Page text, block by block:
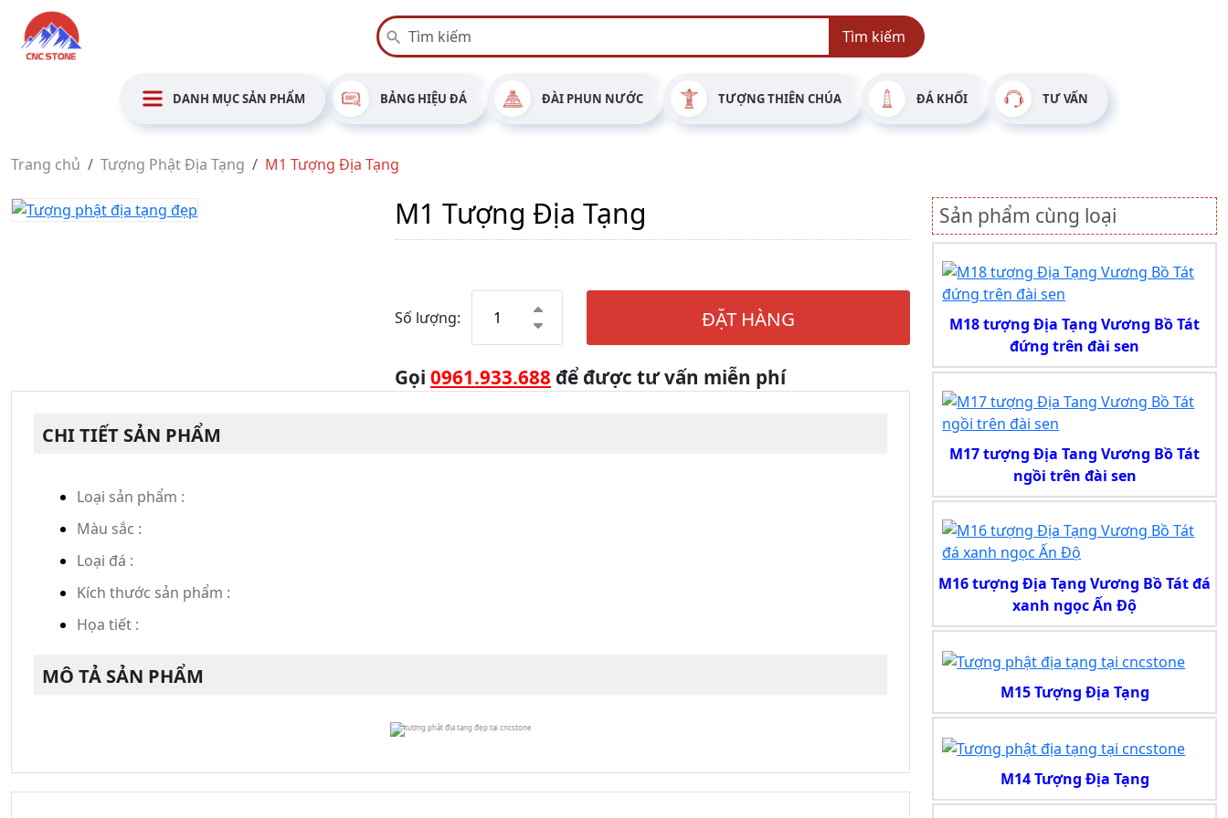
Tìm kiếm
DANH MỤC SẢN PHẨM BẢNG HIỆU ĐÁ ĐÀI PHUN NƯỚC TƯỢNG THIÊN CHÚA ĐÁ KHỐI TƯ VẤN
Trang chủ Tượng Phật Địa Tạng M1 Tượng Địa Tạng
M1 Tượng Địa Tạng
Số lượng: ĐẶT HÀNG
Gọi 0961.933.688 để được tư vấn miễn phí
CHI TIẾT SẢN PHẨM
Loại sản phẩm :
Màu sắc :
Loại đá :
Kích thước sản phẩm :
Họa tiết :
MÔ TẢ SẢN PHẨM
Sản phẩm cùng loại
M18 tượng Địa Tạng Vương Bồ Tát
đứng trên đài sen
M17 tượng Địa Tang Vương Bồ Tát
ngồi trên đài sen
M16 tượng Địa Tạng Vương Bồ Tát đá
xanh ngọc Ấn Độ
M15 Tượng Địa Tạng
M14 Tượng Địa Tạng